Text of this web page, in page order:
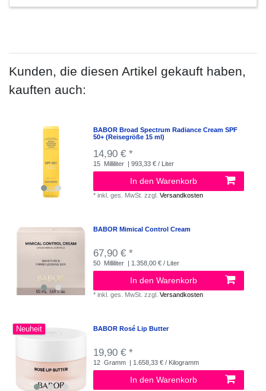
Kunden, die diesen Artikel gekauft haben,
kauften auch:
BABOR Broad Spectrum Radiance Cream SPF
50+ (Reisegröße 15 ml)
14,90 € *
15 Milliliter | 993,33 € / Liter
In den Warenkorb
*inkl. ges. MwSt. zzgl.Versandkosten
BABOR Mimical Control Cream
67,90 € *
50 Milliliter | 1.358,00 € / Liter
In den Warenkorb
*inkl. ges. MwSt. zzgl.Versandkosten
Neuheit BABOR Rosé Lip Butter
19,90 € *
12 Gramm | 1.658,33 € / Kilogramm
In den Warenkorb